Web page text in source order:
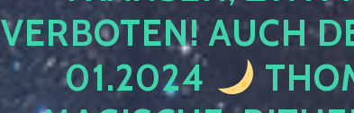
VERBOTEN! AUCH
01.2024